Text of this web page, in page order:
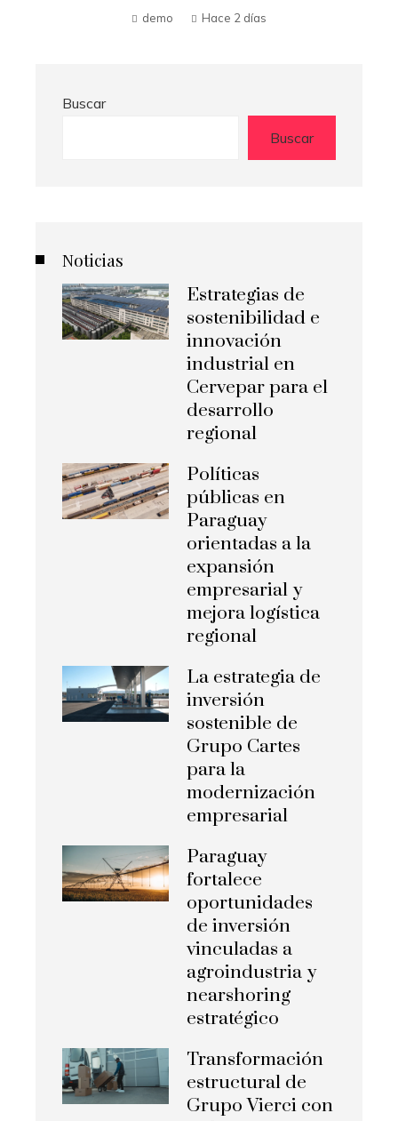
Hilda Loaiza Hace 2 días
Buscar
Buscar
Noticias
Estrategias de
sostenibilidad e
innovación
industrial en
Cervepar para el
desarrollo
regional
Políticas
públicas en
Paraguay
orientadas a la
expansión
empresarial y
mejora logística
regional
La estrategia de
inversión
sostenible de
Grupo Cartes
para la
modernización
empresarial
Paraguay
fortalece
oportunidades
de inversión
vinculadas a
agroindustria y
nearshoring
estratégico
Transformación
estructural de
Grupo Vierci con